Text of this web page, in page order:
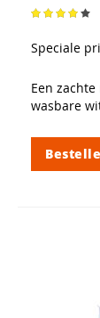
Waardering:
Speciale
Een
wasbare